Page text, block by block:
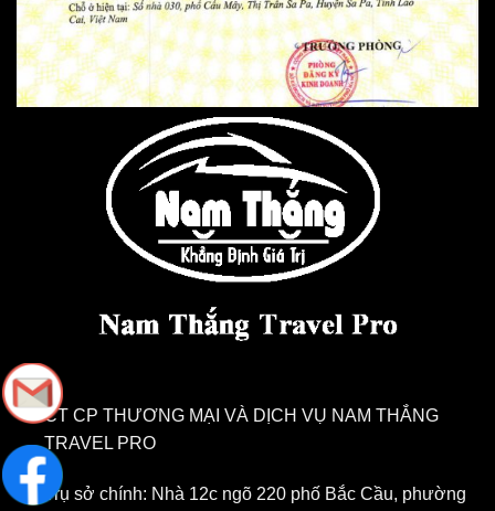
CT CP THƯƠNG MẠI VÀ DỊCH VỤ NAM THẮNG
TRAVEL PRO
Trụ sở chính: Nhà 12c ngõ 220 phố Bắc Cầu, phường